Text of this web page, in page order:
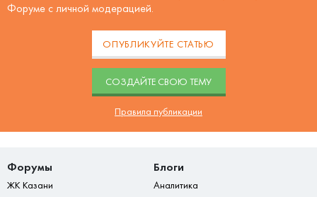
Форуме с личной модерацией.
ОПУБЛИКУЙТЕ СТАТЬЮ
CОЗДАЙТЕ СВОЮ ТЕМУ
Правила публикации
Форумы
ЖК Казани
Блоги
Аналитика